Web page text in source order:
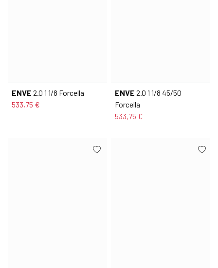
ENVE 2.0 1 1/8 Forcella
533,75 €
ENVE 2.0 1 1/8 45/50
Forcella
533,75 €